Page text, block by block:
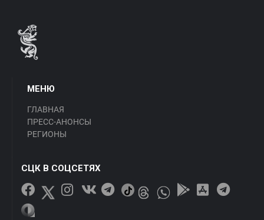
МЕНЮ
ГЛАВНАЯ
ПРЕСС-АНОНСЫ
РЕГИОНЫ
СЦК В СОЦСЕТЯХ